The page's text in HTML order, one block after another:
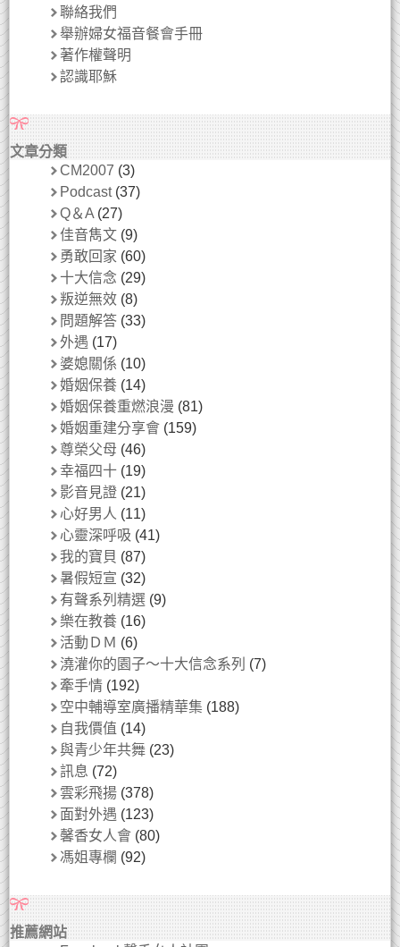
聯絡我們
舉辦婦女福音餐會手冊
著作權聲明
認識耶穌
文章分類
CM2007 (3)
Podcast(37)
Q＆A (27)
佳音雋文 (9)
勇敢回家 (60)
十大信念 (29)
叛逆無效 (8)
問題解答 (33)
外遇 (17)
婆媳關係 (10)
婚姻保養 (14)
婚姻保養重燃浪漫 (81)
婚姻重建分享會 (159)
尊榮父母 (46)
幸福四十 (19)
影音見證 (21)
心好男人 (11)
心靈深呼吸 (41)
我的寶貝 (87)
暑假短宣 (32)
有聲系列精選 (9)
樂在教養 (16)
活動ＤＭ (6)
澆灌你的園子～十大信念系列 (7)
牽手情 (192)
空中輔導室廣播精華集 (188)
自我價值 (14)
與青少年共舞 (23)
訊息 (72)
雲彩飛揚 (378)
面對外遇 (123)
馨香女人會 (80)
馮姐專欄 (92)
推薦網站